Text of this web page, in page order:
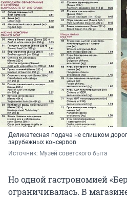
Деликатесная подача не слишком
зарубежных консервов
Источник: Музей советского быта
Но одной гастрономией
ограничивалась. В